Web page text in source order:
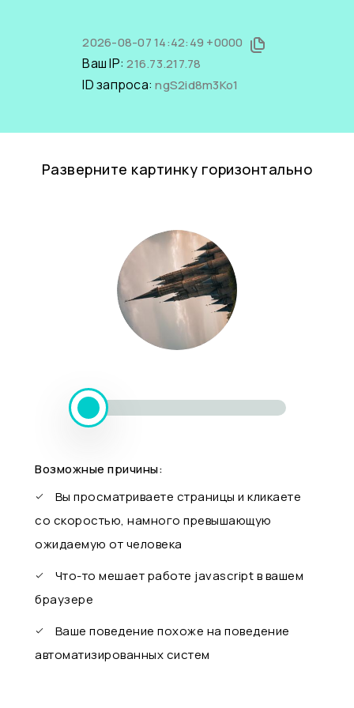
2026-08-07 14:42:49 +0000
Ваш IP:216.73.217.78
ID запроса:ngS2id8m3Ko1
Разверните картинку горизонтально
Возможные причины:
Вы просматриваете страницы и кликаете
со скоростью, намного превышающую
ожидаемую от человека
Что-то мешает работе javascript в вашем
браузере
Ваше поведение похоже на поведение
автоматизированных систем